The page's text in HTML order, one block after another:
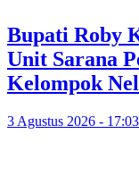
Bupati Roby
Unit Sarana
Kelompok
3 Agustus 2026 -